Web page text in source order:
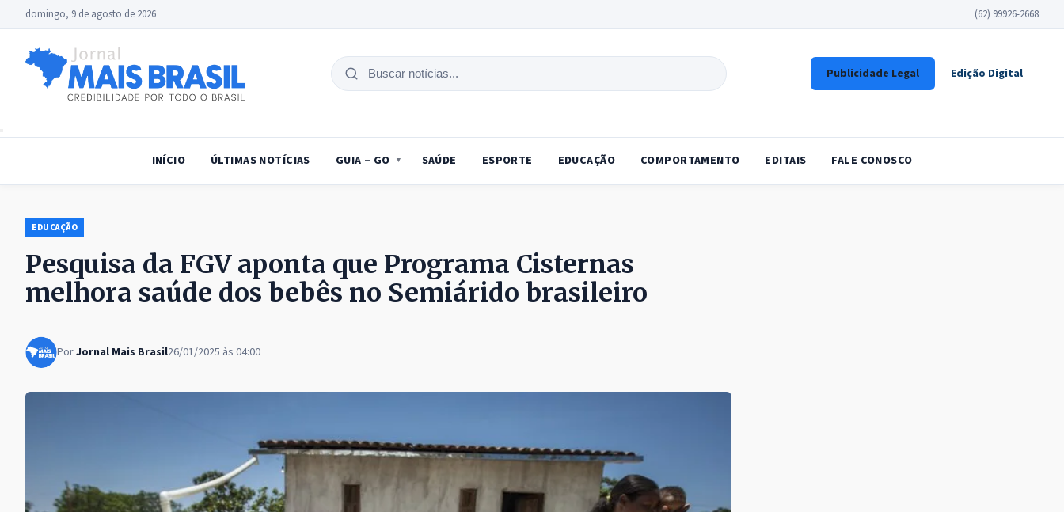
domingo, 9 de agosto de 2026 (62) 99926-2668
Buscar
Publicidade Legal Edição Digital
INÍCIO ÚLTIMAS NOTÍCIAS GUIA – GO SAÚDE ESPORTE EDUCAÇÃO COMPORTAMENTO EDITAIS FALE CONOSCO
EDUCAÇÃO
Pesquisa da FGV aponta que Programa Cisternas
melhora saúde dos bebês no Semiárido brasileiro
PorJornal Mais Brasil26/01/2025 às 04:00